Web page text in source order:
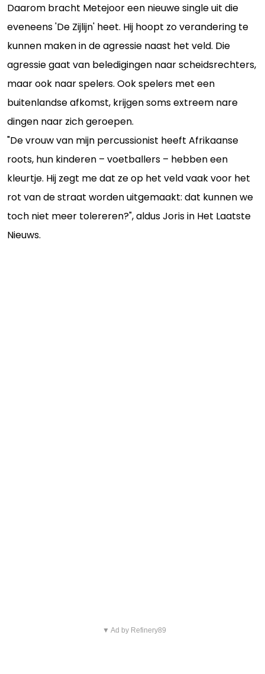
Daarom bracht Metejoor een nieuwe single uit die
eveneens 'De Zijlijn' heet. Hij hoopt zo verandering te
kunnen maken in de agressie naast het veld. Die
agressie gaat van beledigingen naar scheidsrechters,
maar ook naar spelers. Ook spelers met een
buitenlandse afkomst, krijgen soms extreem nare
dingen naar zich geroepen.
"De vrouw van mijn percussionist heeft Afrikaanse
roots, hun kinderen – voetballers – hebben een
kleurtje. Hij zegt me dat ze op het veld vaak voor het
rot van de straat worden uitgemaakt: dat kunnen we
toch niet meer tolereren?", aldus Joris in Het Laatste
Nieuws.
▼ Ad by Refinery89